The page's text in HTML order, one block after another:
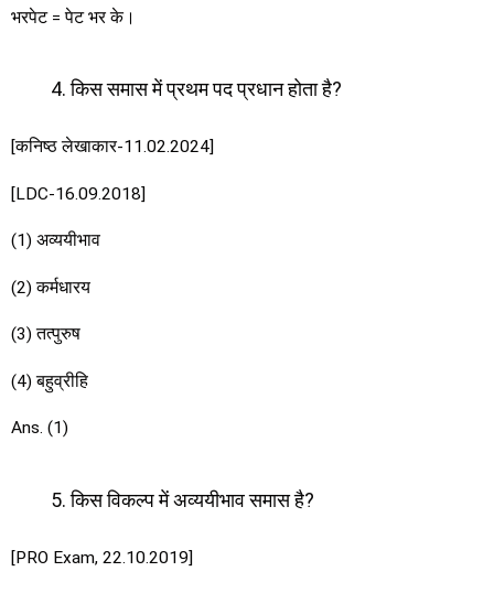
भरपेट = पेट भर के।
किस समास में प्रथम पद प्रधान होता है?
[कनिष्ठ लेखाकार-11.02.2024]
[LDC-16.09.2018]
(1) अव्ययीभाव
(2) कर्मधारय
(3) तत्पुरुष
(4) बहुव्रीहि
Ans. (1)
किस विकल्प में अव्ययीभाव समास है?
[PRO Exam, 22.10.2019]